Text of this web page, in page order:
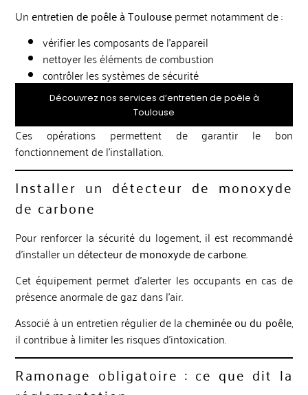
Unentretien de poêle à Toulousepermet notamment de :
vérifier les composants de l’appareil
nettoyer les éléments de combustion
contrôler les systèmes de sécurité
Découvrez nos services d’entretien de poêle à
Toulouse
Ces opérations permettent de garantir le bon
fonctionnement de l’installation.
Installer un détecteur de monoxyde
de carbone
Pour renforcer la sécurité du logement, il est recommandé
d’installer undétecteur de monoxyde de carbone.
Cet équipement permet d’alerter les occupants en cas de
présence anormale de gaz dans l’air.
Associé à un entretien régulier de lacheminée ou du poêle,
il contribue à limiter les risques d’intoxication.
Ramonage obligatoire : ce que dit la